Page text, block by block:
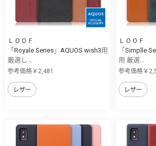
ＬＯＯＦ
「Royale Series」AQUOS wish3用
厳選し...
参考価格￥2,481
レザー
ＬＯＯＦ
「Simplle
用 厳選...
参考価格￥
レザー